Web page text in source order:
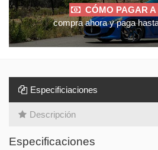
CÓMO PAGAR
compra ahora y paga
Especificiaciones
Descripción
Especificaciones